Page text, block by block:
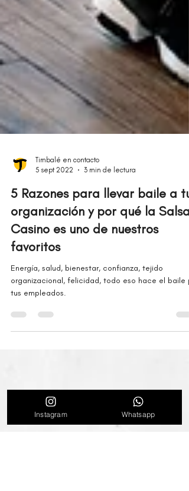
Timbalé en contacto
5 sept 2022
3 min de lectura
5 Razones para llevar baile a tu
organización y por qué la Salsa
Casino es uno de nuestros
favoritos
Energía, salud, bienestar, confianza, tejido
Instagram Whatsapp